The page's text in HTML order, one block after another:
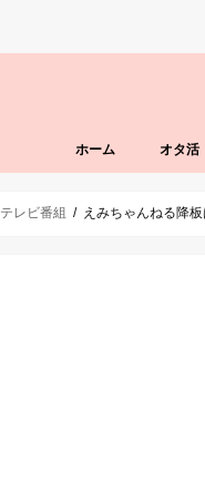
ホーム オタ活
テレビ番組 えみちゃんねる降